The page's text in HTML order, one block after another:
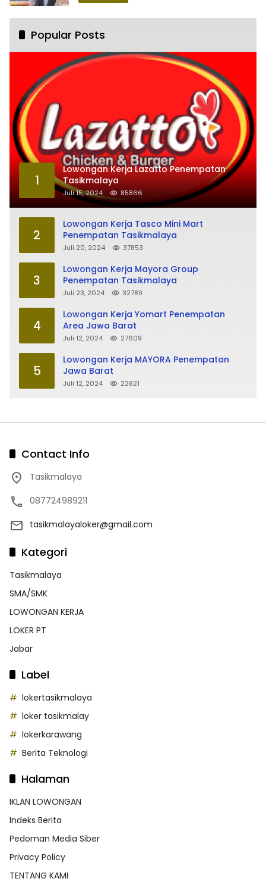
Popular Posts
1
Lowongan Kerja Lazatto Penempatan
Tasikmalaya
Juli 15, 2024 85866
2
Lowongan Kerja Tasco Mini Mart
Penempatan Tasikmalaya
Juli 20, 2024 37853
3
Lowongan Kerja Mayora Group
Penempatan Tasikmalaya
Juli 23, 2024 32789
4
Lowongan Kerja Yomart Penempatan
Area Jawa Barat
Juli 12, 2024 27609
5
Lowongan Kerja MAYORA Penempatan
Jawa Barat
Juli 12, 2024 22821
Contact Info
Tasikmalaya
087724989211
tasikmalayaloker@gmail.com
Kategori
Tasikmalaya
SMA/SMK
LOWONGAN KERJA
LOKER PT
Jabar
Label
lokertasikmalaya
loker tasikmalay
lokerkarawang
Berita Teknologi
Halaman
IKLAN LOWONGAN
Indeks Berita
Pedoman Media Siber
Privacy Policy
TENTANG KAMI